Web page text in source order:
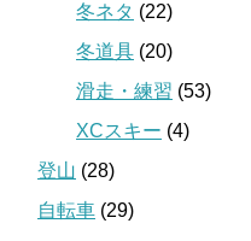
冬ネタ (22)
冬道具 (20)
滑走・練習 (53)
XCスキー (4)
登山 (28)
自転車 (29)